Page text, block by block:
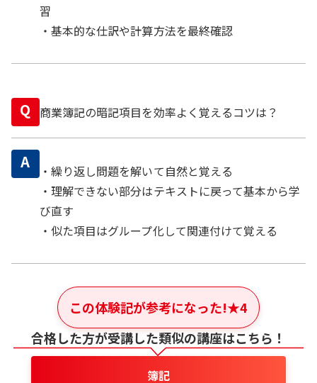
習
・基本的な仕訳や計算方法を最終確認
Q 商業簿記の暗記項目を効率よく覚えるコツは？
A
・繰り返し問題を解いて自然と覚える
・理解できない部分はテキストに戻って基本から学
び直す
・似た項目はグループ化して関連付けて覚える
この体験記が参考になった!★4
合格した方が受講した類似の講座はこちら！
簿記